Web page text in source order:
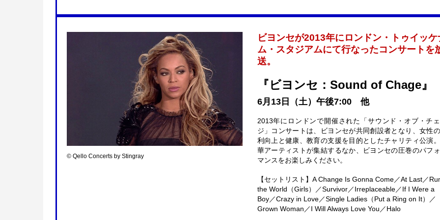
©︎ Qello Concerts by Stingray
ビヨンセが2013年にロンドン・トゥイッケ
ム・スタジアムにて行なったコンサートを
送。
『ビヨンセ：Sound of Chage』
6月13日（土）午後7:00 他
2013年にロンドンで開催された「サウンド・オブ・チ
ジ」コンサートは、ビヨンセが共同創設者となり、女性
利向上と健康、教育の支援を目的としたチャリティ公演
華アーティストが集結するなか、ビヨンセの圧巻のパフ
マンスをお楽しみください。
【セットリスト】A Change Is Gonna Come／At Last／
the World（Girls）／Survivor／Irreplaceable／If I Were a
Boy／Crazy in Love／Single Ladies（Put a Ring on It）／
Grown Woman／I Will Always Love You／Halo